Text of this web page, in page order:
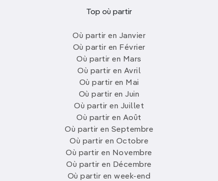
Top où partir
Où partir en Janvier
Où partir en Février
Où partir en Mars
Où partir en Avril
Où partir en Mai
Où partir en Juin
Où partir en Juillet
Où partir en Août
Où partir en Septembre
Où partir en Octobre
Où partir en Novembre
Où partir en Décembre
Où partir en week-end